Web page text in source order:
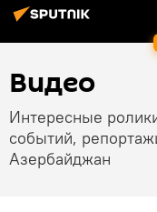
Видео
Интересные
событий,
Азербайджан